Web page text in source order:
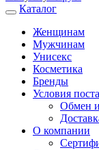
Каталог
Женщинам
Мужчинам
Унисекс
Косметика
Бренды
Условия
Обмен и
О компании